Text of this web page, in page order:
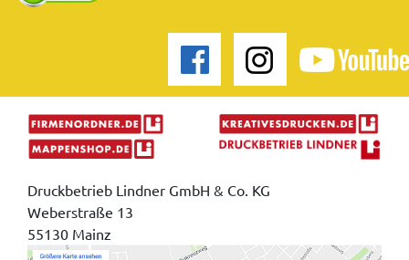
Druckbetrieb Lindner GmbH & Co. KG
Weberstraße 13
55130 Mainz